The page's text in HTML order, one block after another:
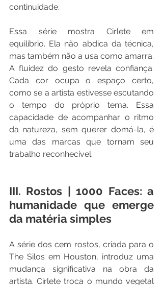
continuidade.
Essa série mostra Cirlete em
equilíbrio. Ela não abdica da técnica,
mas também não a usa como amarra.
A fluidez do gesto revela confiança.
Cada cor ocupa o espaço certo,
como se a artista estivesse escutando
o tempo do próprio tema. Essa
capacidade de acompanhar o ritmo
da natureza, sem querer domá-la, é
uma das marcas que tornam seu
trabalho reconhecível.
III. Rostos | 1000 Faces: a
humanidade que emerge
da matéria simples
A série dos cem rostos, criada para o
The Silos em Houston, introduz uma
mudança significativa na obra da
artista. Cirlete troca o mundo vegetal